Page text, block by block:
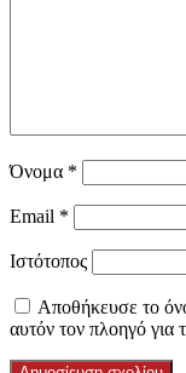
Όνομα *
Email *
Ιστότοπος
Αποθήκευσε το
αυτόν τον πλοηγό